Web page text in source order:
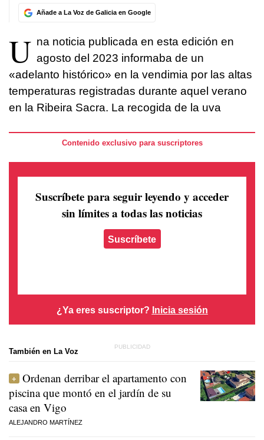
Añade a La Voz de Galicia en Google
U na noticia publicada en esta edición en
agosto del 2023 informaba de un
«adelanto histórico» en la vendimia por las altas
temperaturas registradas durante aquel verano
en la Ribeira Sacra. La recogida de la uva
Contenido exclusivo para suscriptores
Suscríbete para seguir leyendo y acceder
sin límites a todas las noticias
Suscríbete
¿Ya eres suscriptor? Inicia sesión
También en La Voz
Ordenan derribar el apartamento con
piscina que montó en el jardín de su
casa en Vigo
ALEJANDRO MARTÍNEZ